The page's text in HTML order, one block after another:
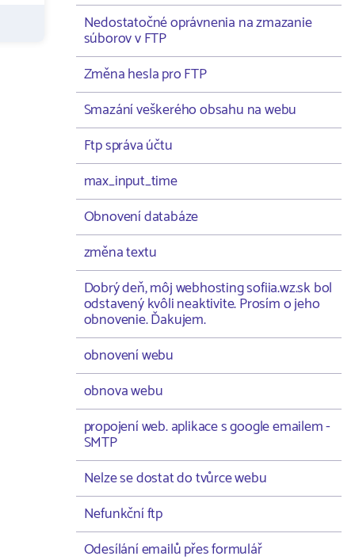
Nedostatočné oprávnenia na zmazanie
súborov v FTP
Změna hesla pro FTP
Smazání veškerého obsahu na webu
Ftp správa účtu
max_input_time
Obnovení databáze
změna textu
Dobrý deň, môj webhosting sofiia.wz.sk bol
odstavený kvôli neaktivite. Prosím o jeho
obnovenie. Ďakujem.
obnovení webu
obnova webu
propojení web. aplikace s google emailem -
SMTP
Nelze se dostat do tvůrce webu
Nefunkční ftp
Odesílání emailů přes formulář